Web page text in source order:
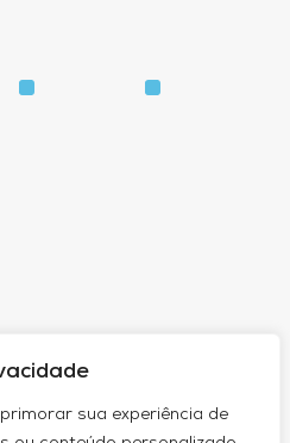
sua experiência de
Própria de Avaliação
Cultura